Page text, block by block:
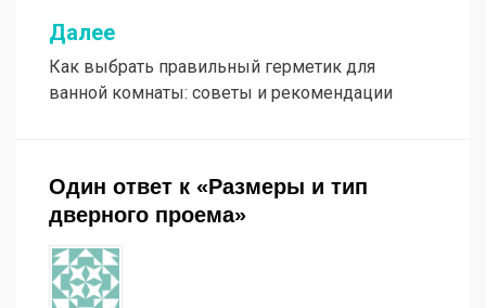
записям
Далее
Как выбрать правильный герметик для
ванной комнаты: советы и рекомендации
Один ответ к «Размеры и тип
дверного проема»